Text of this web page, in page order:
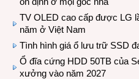
TV OLED cao cấp được LG
năm ở Việt Nam
Tình hình giá ổ lưu trữ SSD
Ổ đĩa cứng HDD 50TB của
xưởng vào năm 2027